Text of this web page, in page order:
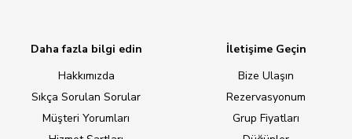
Daha fazla bilgi edin
Hakkımızda
Sıkça Sorulan Sorular
Müşteri Yorumları
İletişime Geçin
Bize Ulaşın
Rezervasyonum
Grup Fiyatları